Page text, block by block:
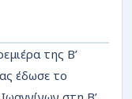
της Β’
έδωσε το